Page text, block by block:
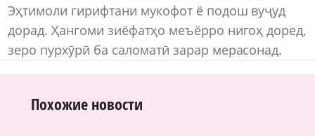
Эҳтимоли гирифтани мукофот ё подош вуҷуд
дорад. Ҳангоми зиёфатҳо меъёрро нигоҳ доред,
зеро пурхӯрӣ ба саломатӣ зарар мерасонад.
Похожие новости